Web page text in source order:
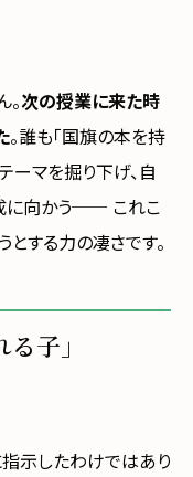
次の授業に来た時
。誰も「国旗の本を持
ーマを掘り下げ、自
に向かう── これこ
する力の凄さです。
子」
示したわけではあり